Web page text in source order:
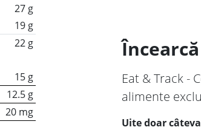
27 g
19 g
22 g
15 g
12.5 g
20 mg
Eat & Track -
alimente
Uite doar